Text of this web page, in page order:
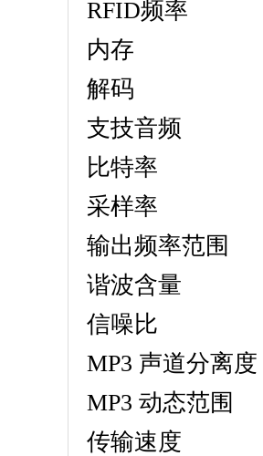
RFID频
内存
解码
支技音
比特率
采样率
输出频率
谐波含量
信噪比
MP3 声道
MP3 动态
传输速度